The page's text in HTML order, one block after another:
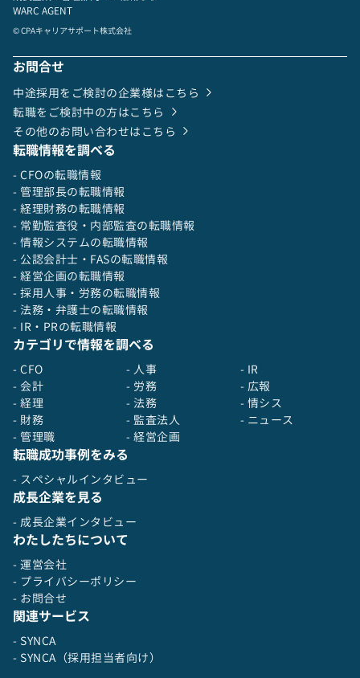
WARC AGENT
© CPAキャリアサポート株式会社
お問合せ
中途採用をご検討の企業様はこちら
転職をご検討中の方はこちら
その他のお問い合わせはこちら
転職情報を調べる
- CFOの転職情報
- 管理部長の転職情報
- 経理財務の転職情報
- 常勤監査役・内部監査の転職情報
- 情報システムの転職情報
- 公認会計士・FASの転職情報
- 経営企画の転職情報
- 採用人事・労務の転職情報
- 法務・弁護士の転職情報
- IR・PRの転職情報
カテゴリで情報を調べる
- CFO
- 会計
- 経理
- 財務
- 管理職
- 人事
- 労務
- 法務
- 監査法人
- 経営企画
- IR
- 広報
- 情シス
- ニュース
転職成功事例をみる
- スペシャルインタビュー
成長企業を見る
- 成長企業インタビュー
わたしたちについて
- 運営会社
- プライバシーポリシー
- お問合せ
関連サービス
- SYNCA
- SYNCA（採用担当者向け）